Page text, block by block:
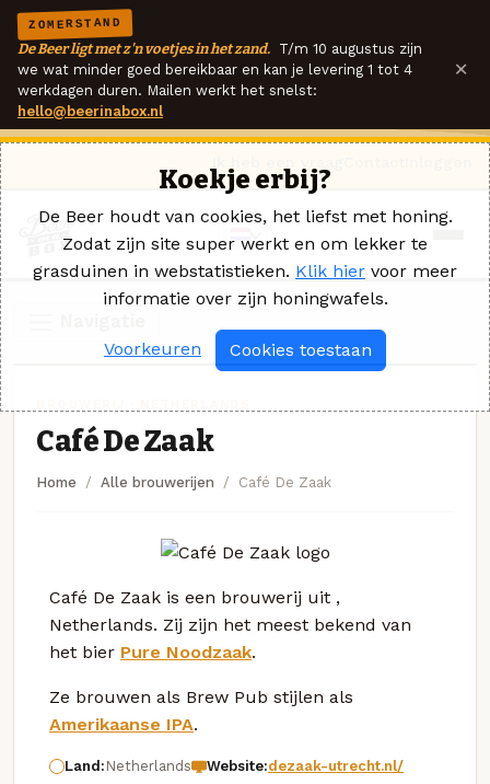
ZOMERSTAND
De Beer ligt met z'n voetjes in het zand. T/m 10 augustus zijn
we wat minder goed bereikbaar en kan je levering 1 tot 4
werkdagen duren. Mailen werkt het snelst:
hello@beerinabox.nl
×
Café De Zaak
Home Alle brouwerijen Café De Zaak
Café De Zaak is een brouwerij uit ,
Netherlands. Zij zijn het meest bekend van
het bier Pure Noodzaak.
Ze brouwen als Brew Pub stijlen als
Amerikaanse IPA.
Land: Netherlands Website:dezaak-utrecht.nl/
Koekje erbij?
De Beer houdt van cookies, het liefst met honing.
Zodat zijn site super werkt en om lekker te
grasduinen in webstatistieken. Klik hier voor meer
informatie over zijn honingwafels.
Voorkeuren Cookies toestaan